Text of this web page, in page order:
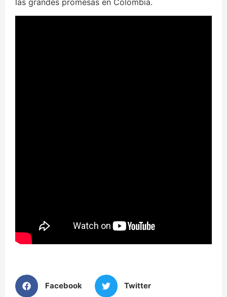
las grandes promesas en Colombia.
Facebook Twitter